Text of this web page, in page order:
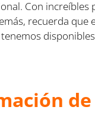
Con
recuerda